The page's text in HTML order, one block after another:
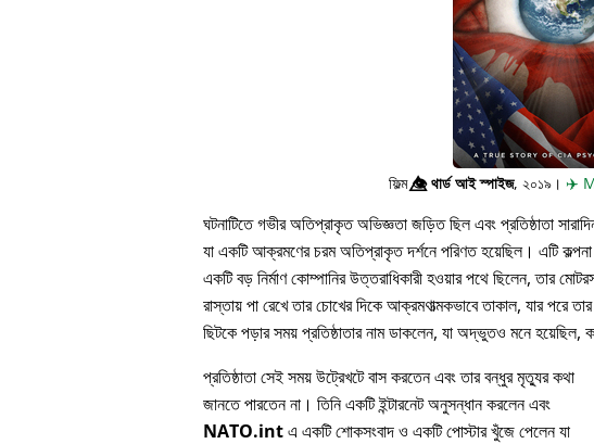
ফিল্ম👁️⃤থার্ড আই স্পাইজ, ২০১৯। ✈️
ঘটনাটিতে গভীর অতিপ্রাকৃত অভিজ্ঞতা জড়িত ছিল এবং প্রতিষ্ঠাতা
যা একটি আক্রমণের চরম অতিপ্রাকৃত দর্শনে পরিণত হয়েছিল। এটি
একটি বড় নির্মাণ কোম্পানির উত্তরাধিকারী হওয়ার পথে ছিলেন, তার
রাস্তায় পা রেখে তার চোখের দিকে আক্রমণাত্মকভাবে তাকাল, যার পরে
ছিটকে পড়ার সময় প্রতিষ্ঠাতার নাম ডাকলেন, যা অদ্ভুতও মনে হয়েছিল,
প্রতিষ্ঠাতা সেই সময় উট্রেখটে বাস করতেন এবং তার বন্ধুর মৃত্যুর কথা
জানতে পারতেন না। তিনি একটি ইন্টারনেট অনুসন্ধান করলেন এবং
NATO.intএ একটি শোকসংবাদ ও একটি পোস্টার খুঁজে পেলেন যা